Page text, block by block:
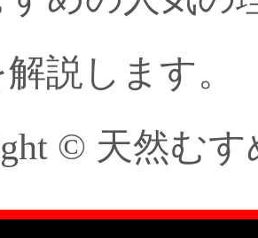
説します。
© 天然むす